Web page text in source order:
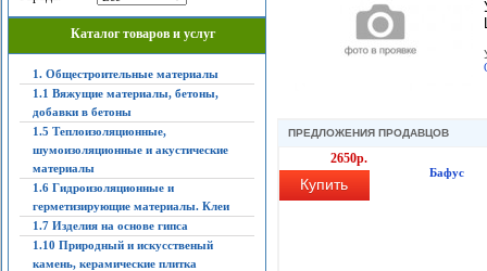
Каталог товаров и услуг
1. Общестроительные материалы
1.1 Вяжущие материалы, бетоны,
добавки в бетоны
1.5 Теплоизоляционные,
шумоизоляционные и акустические
материалы
1.6 Гидроизоляционные и
герметизирующие материалы. Клеи
1.7 Изделия на основе гипса
1.10 Природный и искусственый
камень, керамические плитка
ПРЕДЛОЖЕНИЯ ПРОДАВЦОВ
2650р.
Купить
Бафус